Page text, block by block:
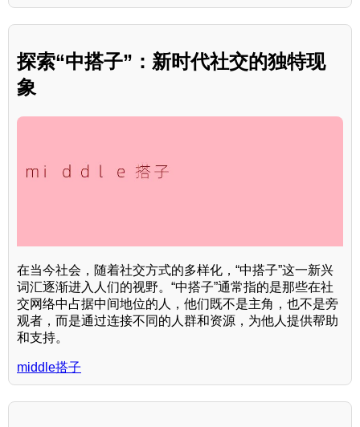
探索“中搭子”：新时代社交的独特现
象
在当今社会，随着社交方式的多样化，“中搭子”这一新兴
词汇逐渐进入人们的视野。“中搭子”通常指的是那些在社
交网络中占据中间地位的人，他们既不是主角，也不是旁
观者，而是通过连接不同的人群和资源，为他人提供帮助
和支持。
middle搭子